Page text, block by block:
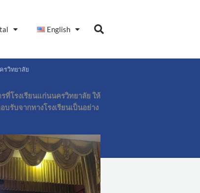
English
รวิทยาลัย
โรงเรียนแก่นนครวิทยาลัย ให้
รับจากทางโรงเรียนเป็นอย่าง